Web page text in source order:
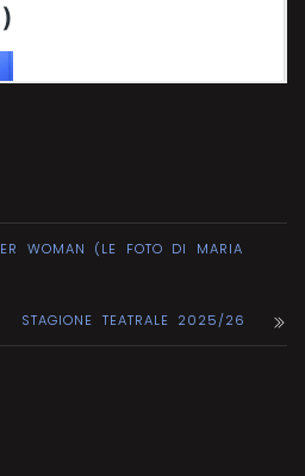
WOMAN (LE FOTO DI MARIA
STAGIONE TEATRALE 2025/26